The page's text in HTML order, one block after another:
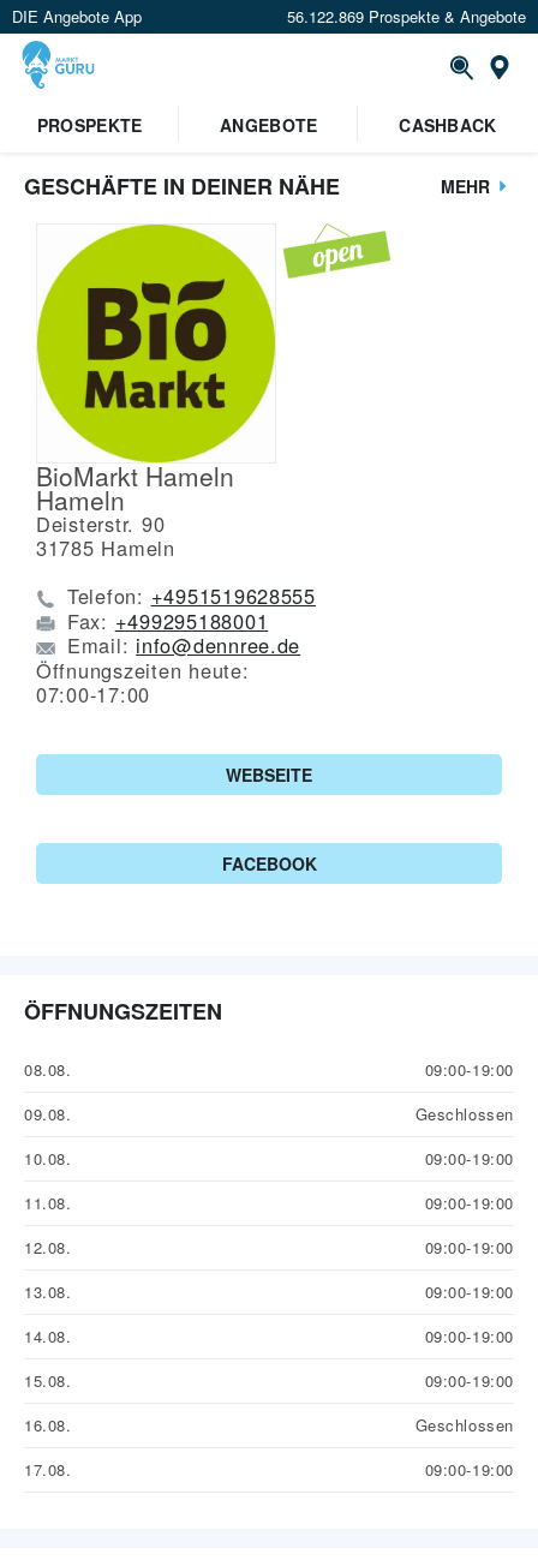
DIE Angebote App 56.122.869 Prospekte & Angebote
PROSPEKTE
ANGEBOTE CASHBACK
GESCHÄFTE IN DEINER NÄHE MEHR
BioMarkt Hameln
Hameln
Deisterstr. 90
31785 Hameln
Telefon: +4951519628555
Fax: +499295188001
Email: info@dennree.de
Öffnungszeiten heute:
07:00-17:00
WEBSEITE
FACEBOOK
ÖFFNUNGSZEITEN
08.08.
09:00-19:00
09.08.
Geschlossen
10.08.
09:00-19:00
11.08.
09:00-19:00
12.08.
09:00-19:00
13.08.
09:00-19:00
14.08.
09:00-19:00
15.08.
09:00-19:00
16.08.
Geschlossen
17.08.
09:00-19:00